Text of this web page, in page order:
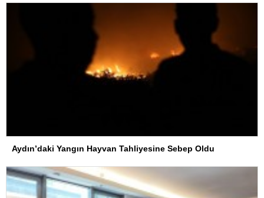
Aydın’daki Yangın Hayvan Tahliyesine Sebep Oldu